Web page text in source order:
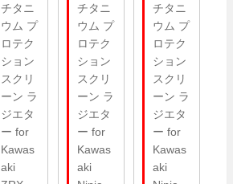
チタニ
ウム プ
ロテク
ション
スクリ
ーン ラ
ジエタ
ー for
Kawas
aki
チタニ
ウム プ
ロテク
ション
スクリ
ーン ラ
ジエタ
ー for
Kawas
aki
チタニ
ウム プ
ロテク
ション
スクリ
ーン ラ
ジエタ
ー for
Kawas
aki